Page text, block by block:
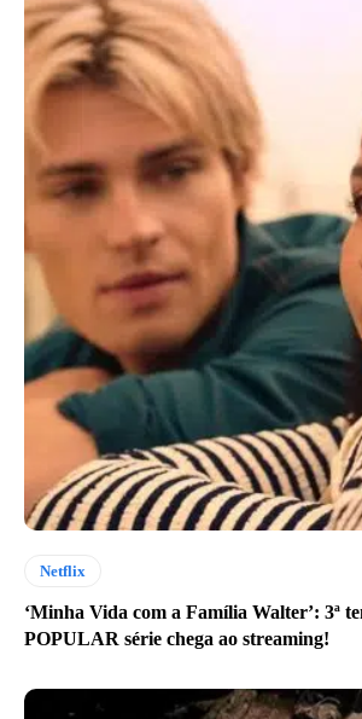
Netflix
‘Minha Vida com a Família Walter’: 3ª
POPULAR série chega ao streaming!